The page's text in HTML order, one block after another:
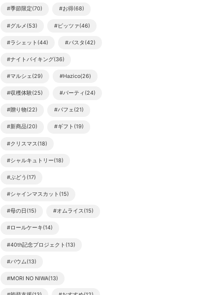
#季節限定(70) #お得(68)
#グルメ(53) #ピッツァ(46)
#ラシェット(44) #パスタ(42)
#ナイトバイキング(36)
#マルシェ(29) #Hazico(26)
#収穫体験(25) #パーティ(24)
#贈り物(22) #パフェ(21)
#新商品(20) #ギフト(19)
#クリスマス(18)
#シャルキュトリー(18)
#ぶどう(17)
#シャインマスカット(15)
#母の日(15) #オムライス(15)
#ロールケーキ(14)
#40th記念プロジェクト(13)
#バウム(13)
#MORI NO NIWA(13)